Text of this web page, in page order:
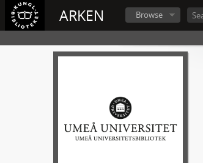
ARKEN Browse